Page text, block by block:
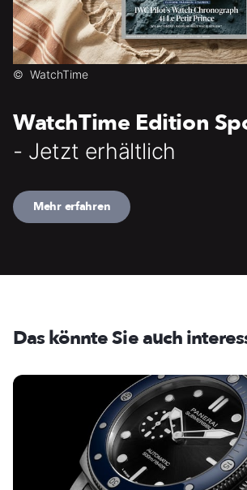
© WatchTime
WatchTime Edition
- Jetzt erhältlich
Mehr erfahren
Das könnte Sie auch